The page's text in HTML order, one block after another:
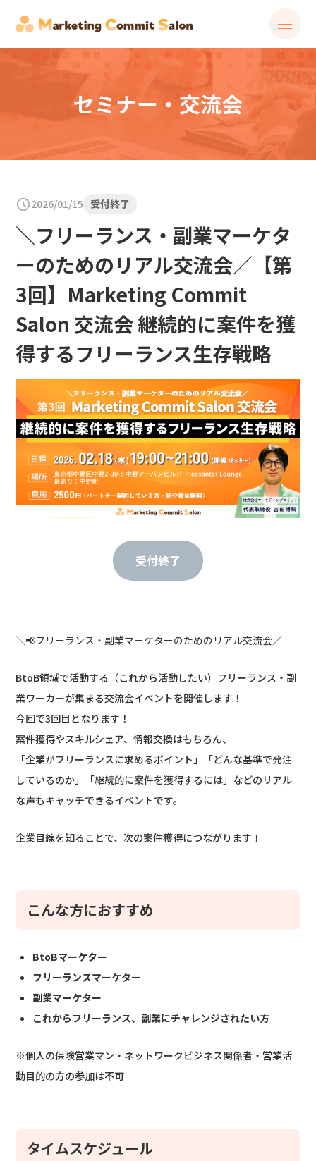
セミナー・交流会
2026/01/15 受付終了
＼フリーランス・副業マーケタ
ーのためのリアル交流会／【第
3回】Marketing Commit
Salon 交流会 継続的に案件を獲
得するフリーランス生存戦略
受付終了
＼📢フリーランス・副業マーケターのためのリアル交流会／
BtoB領域で活動する（これから活動したい）フリーランス・副
業ワーカーが集まる交流会イベントを開催します！
今回で3回目となります！
案件獲得やスキルシェア、情報交換はもちろん、
「企業がフリーランスに求めるポイント」「どんな基準で発注
しているのか」「継続的に案件を獲得するには」などのリアル
な声もキャッチできるイベントです。
企業目線を知ることで、次の案件獲得につながります！
こんな方におすすめ
BtoBマーケター
フリーランスマーケター
副業マーケター
これからフリーランス、副業にチャレンジされたい方
※個人の保険営業マン・ネットワークビジネス関係者・営業活
動目的の方の参加は不可
タイムスケジュール